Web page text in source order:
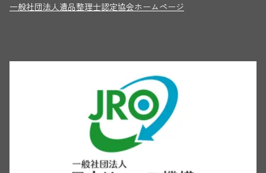
一般社団法人遺品整理士認定協会ホームページ